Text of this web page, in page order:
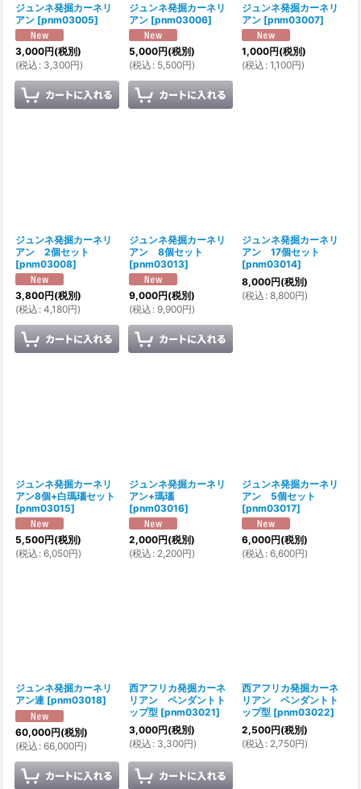
ジュンネ発掘カーネリ
アン [pnm03005]
3,000円(税別)
(税込 : 3,300円)
ジュンネ発掘カーネリ
アン [pnm03006]
5,000円(税別)
(税込 : 5,500円)
ジュンネ発掘カーネリ
アン [pnm03007]
1,000円(税別)
(税込 : 1,100円)
ジュンネ発掘カーネリ
アン 2個セット
[pnm03008]
3,800円(税別)
(税込 : 4,180円)
ジュンネ発掘カーネリ
アン 8個セット
[pnm03013]
9,000円(税別)
(税込 : 9,900円)
ジュンネ発掘カーネリ
アン 17個セット
[pnm03014]
8,000円(税別)
(税込 : 8,800円)
ジュンネ発掘カーネリ
アン8個+白瑪瑙セット
[pnm03015]
5,500円(税別)
(税込 : 6,050円)
ジュンネ発掘カーネリ
アン+瑪瑙
[pnm03016]
2,000円(税別)
(税込 : 2,200円)
ジュンネ発掘カーネリ
アン 5個セット
[pnm03017]
6,000円(税別)
(税込 : 6,600円)
ジュンネ発掘カーネリ
アン連 [pnm03018]
60,000円(税別)
(税込 : 66,000円)
西アフリカ発掘カーネ
リアン ペンダントト
ップ型 [pnm03021]
3,000円(税別)
(税込 : 3,300円)
西アフリカ発掘カーネ
リアン ペンダントト
ップ型 [pnm03022]
2,500円(税別)
(税込 : 2,750円)